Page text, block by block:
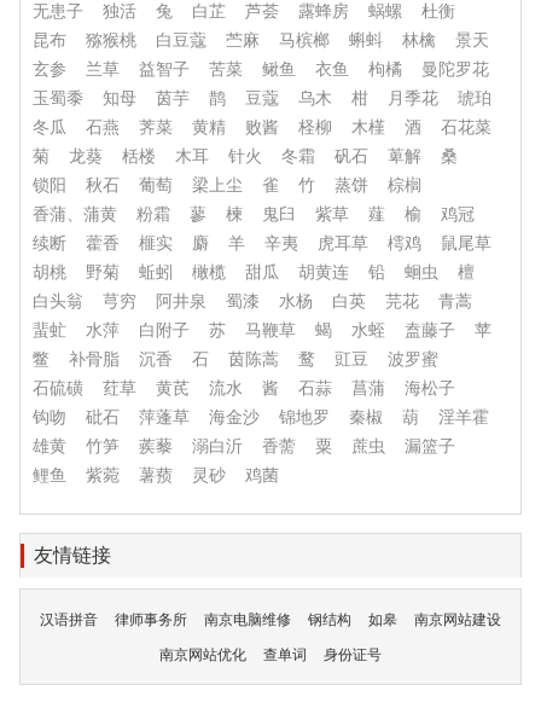
无患子
独活 兔 白芷 芦荟 露蜂房 蜗螺
杜衡
昆布
猕猴桃 白豆蔻 苎麻 马槟榔 蝌蚪 林檎
景天
玄参
兰草 益智子 苦菜 鳅鱼 衣鱼 枸橘
曼陀罗花
玉蜀黍
知母 茵芋 鹊 豆蔻 乌木 柑 月季花
琥珀
冬瓜
石燕 荠菜 黄精 败酱 柽柳 木槿 酒
石花菜
菊
龙葵 栝楼 木耳 针火 冬霜 矾石 萆解
桑
锁阳
秋石 葡萄 梁上尘 雀 竹 蒸饼
棕榈
香蒲、蒲黄
粉霜 蓼 楝 鬼臼 紫草 薤 榆
鸡冠
续断
藿香 榧实 麝 羊 辛夷 虎耳草 樗鸡
鼠尾草
胡桃
野菊 蚯蚓 橄榄 甜瓜 胡黄连 铅 蛔虫
檀
白头翁
芎穷 阿井泉 蜀漆 水杨 白英 芫花
青蒿
蜚虻
水萍 白附子 苏 马鞭草 蝎 水蛭 盍藤子
苹
鳖
补骨脂 沉香 石 茵陈蒿 鹜 豇豆
波罗蜜
石硫磺
荭草 黄芪 流水 酱 石蒜 菖蒲
海松子
钩吻
砒石 萍蓬草 海金沙 锦地罗 秦椒 葫
淫羊霍
雄黄
竹笋 蒺藜 溺白沂 香薷 粟 蔗虫
漏篮子
鲤鱼
紫菀 薯蓣 灵砂 鸡菌
友情链接
汉语拼音 律师事务所 南京电脑维修 钢结构 如皋 南京网站建设
南京网站优化 查单词 身份证号